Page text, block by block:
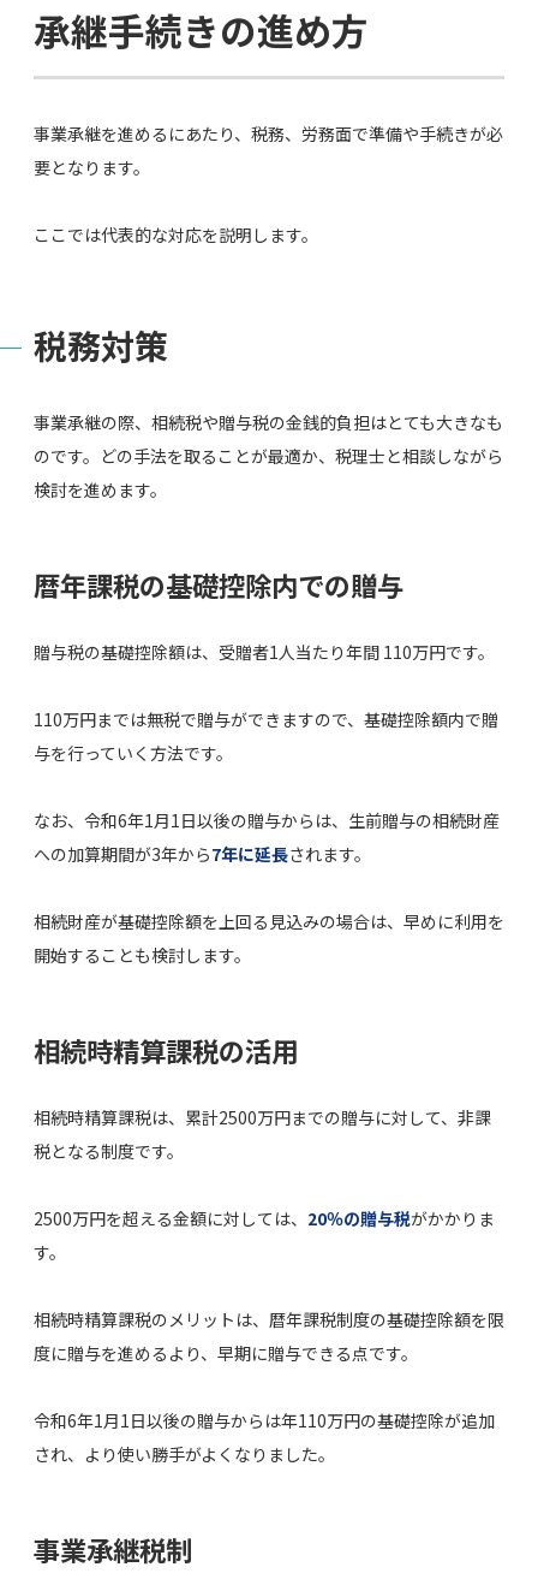
承継手続きの進め方
事業承継を進めるにあたり、税務、労務面で準備や手続きが必
要となります。
ここでは代表的な対応を説明します。
税務対策
事業承継の際、相続税や贈与税の金銭的負担はとても大きなも
のです。どの手法を取ることが最適か、税理士と相談しながら
検討を進めます。
暦年課税の基礎控除内での贈与
贈与税の基礎控除額は、受贈者1人当たり年間 110万円です。
110万円までは無税で贈与ができますので、基礎控除額内で贈
与を行っていく方法です。
なお、令和6年1月1日以後の贈与からは、生前贈与の相続財産
への加算期間が3年から7年に延長されます。
相続財産が基礎控除額を上回る見込みの場合は、早めに利用を
開始することも検討します。
相続時精算課税の活用
相続時精算課税は、累計2500万円までの贈与に対して、非課
税となる制度です。
2500万円を超える金額に対しては、 20％の贈与税がかかりま
す。
相続時精算課税のメリットは、暦年課税制度の基礎控除額を限
度に贈与を進めるより、早期に贈与できる点です。
令和6年1月1日以後の贈与からは年110万円の基礎控除が追加
され、より使い勝手がよくなりました。
事業承継税制